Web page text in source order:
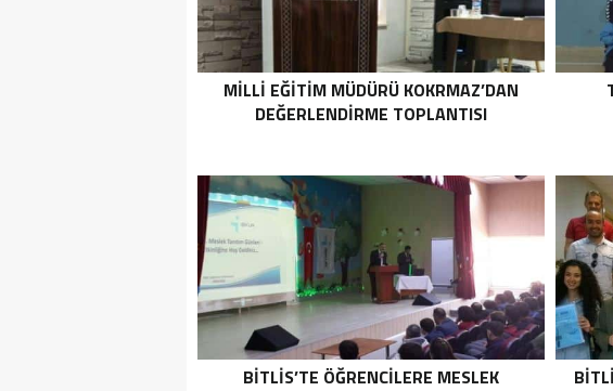
MILLI EĞITIM MÜDÜRÜ KOKRMAZ’DAN
DEĞERLENDIRME TOPLANTISI
BITLIS’TE ÖĞRENCILERE MESLEK